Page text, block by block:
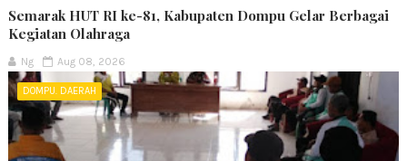
Semarak HUT RI ke-81, Kabupaten Dompu Gelar Berbagai
Kegiatan Olahraga
Ng Aug 08, 2026
DOMPU. DAERAH